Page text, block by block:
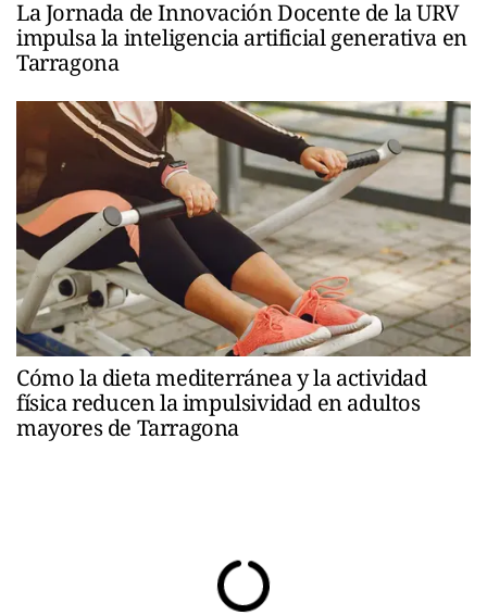
La Jornada de Innovación Docente de la URV
impulsa la inteligencia artificial generativa en
Tarragona
Cómo la dieta mediterránea y la actividad
física reducen la impulsividad en adultos
mayores de Tarragona